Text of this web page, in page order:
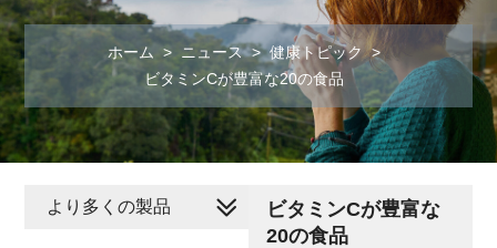
ホーム > ニュース > 健康トピック >
ビタミンCが豊富な20の食品
ビタミンCが豊富な
20の食品
より多くの製品